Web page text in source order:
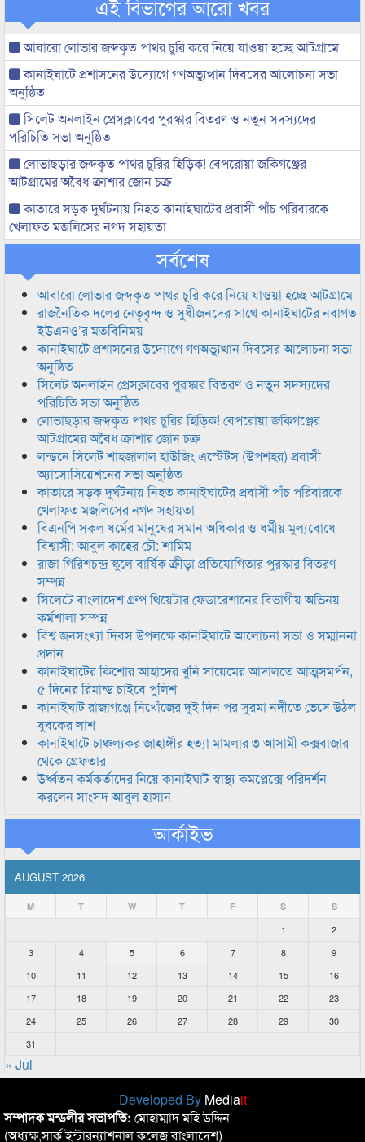
এই বিভাগের আরো খবর
আবারো লোভার জব্দকৃত পাথর চুরি করে নিয়ে যাওয়া হচ্ছে আটগ্রামে
কানাইঘাটে প্রশাসনের উদ্যোগে গণঅভ্যুত্থান দিবসের আলোচনা সভা
অনুষ্ঠিত
সিলেট অনলাইন প্রেসক্লাবের পুরস্কার বিতরণ ও নতুন সদস্যদের
পরিচিতি সভা অনুষ্ঠিত
লোভাছড়ার জব্দকৃত পাথর চুরির হিড়িক! বেপরোয়া জকিগঞ্জের
আটগ্রামের অবৈধ ক্রাশার জোন চক্র
কাতারে সড়ক দুর্ঘটনায় নিহত কানাইঘাটের প্রবাসী পাঁচ পরিবারকে
খেলাফত মজলিসের নগদ সহায়তা
সর্বশেষ
আবারো লোভার জব্দকৃত পাথর চুরি করে নিয়ে যাওয়া হচ্ছে আটগ্রামে
রাজনৈতিক দলের নেতৃবৃন্দ ও সুধীজনদের সাথে কানাইঘাটের নবাগত
ইউএনও’র মতবিনিময়
কানাইঘাটে প্রশাসনের উদ্যোগে গণঅভ্যুত্থান দিবসের আলোচনা সভা
অনুষ্ঠিত
সিলেট অনলাইন প্রেসক্লাবের পুরস্কার বিতরণ ও নতুন সদস্যদের
পরিচিতি সভা অনুষ্ঠিত
লোভাছড়ার জব্দকৃত পাথর চুরির হিড়িক! বেপরোয়া জকিগঞ্জের
আটগ্রামের অবৈধ ক্রাশার জোন চক্র
লন্ডনে সিলেট শাহজালাল হাউজিং এস্টেটস (উপশহর) প্রবাসী
অ্যাসোসিয়েশনের সভা অনুষ্ঠিত
কাতারে সড়ক দুর্ঘটনায় নিহত কানাইঘাটের প্রবাসী পাঁচ পরিবারকে
খেলাফত মজলিসের নগদ সহায়তা
বিএনপি সকল ধর্মের মানুষের সমান অধিকার ও ধর্মীয় মুল্যবোধে
বিশ্বাসী: আবুল কাহের চৌ: শামিম
রাজা গিরিশচন্দ্র স্কুলে বার্ষিক ক্রীড়া প্রতিযোগিতার পুরস্কার বিতরণ
সম্পন্ন
সিলেটে বাংলাদেশ গ্রুপ থিয়েটার ফেডারেশানের বিভাগীয় অভিনয়
কর্মশালা সম্পন্ন
বিশ্ব জনসংখ্যা দিবস উপলক্ষে কানাইঘাটে আলোচনা সভা ও সম্মাননা
প্রদান
কানাইঘাটের কিশোর আহাদের খুনি সায়েমের আদালতে আত্মসমর্পন,
৫ দিনের রিমান্ড চাইবে পুলিশ
কানাইঘাট রাজাগঞ্জে নিখোঁজের দুই দিন পর সুরমা নদীতে ভেসে উঠল
যুবকের লাশ
কানাইঘাটে চাঞ্চল্যকর জাহাঙ্গীর হত্যা মামলার ৩ আসামী কক্সবাজার
থেকে গ্রেফতার
উর্ধ্বতন কর্মকর্তাদের নিয়ে কানাইঘাট স্বাস্থ্য কমপ্লেক্সে পরিদর্শন
করলেন সাংসদ আবুল হাসান
আর্কাইভ
AUGUST 2026
M T W T F S S
1
2
3
4 5 6 7 8
9
10
11 12 13 14 15
16
17
18 19 20 21 22
23
24
25 26 27 28 29
30
31
« Jul
Developed By Mediait
সম্পাদক মন্ডলীর সভাপতি: মোহাম্মাদ মহি উদ্দিন
(অধ্যক্ষ,সার্ক ইন্টারন্যাশনাল কলেজ বাংলাদেশ)